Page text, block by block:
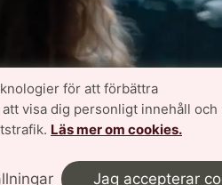
för att förbättra
visa dig personligt innehåll och
Läs mer om cookies.
Jag accepterar